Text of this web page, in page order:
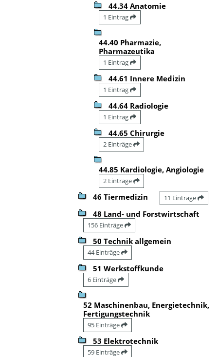
44.34 Anatomie
1 Eintrag
44.40 Pharmazie,
Pharmazeutika
1 Eintrag
44.61 Innere Medizin
1 Eintrag
44.64 Radiologie
1 Eintrag
44.65 Chirurgie
2 Einträge
44.85 Kardiologie, Angiologie
2 Einträge
46 Tiermedizin 11 Einträge
48 Land- und Forstwirtschaft
156 Einträge
50 Technik allgemein
44 Einträge
51 Werkstoffkunde
6 Einträge
52 Maschinenbau, Energietechnik,
Fertigungstechnik
95 Einträge
53 Elektrotechnik
59 Einträge